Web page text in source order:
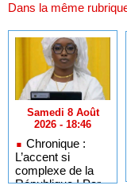
Dans la même
Samedi 8 Août
2026 - 18:46
Chronique :
L’accent si
complexe de la
République ! Par